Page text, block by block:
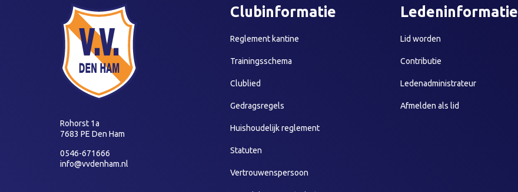
Rohorst 1a
7683 PE Den Ham
0546-671666
info@vvdenham.nl
Clubinformatie
Reglement kantine
Trainingsschema
Clublied
Gedragsregels
Huishoudelijk reglement
Statuten
Vertrouwenspersoon
Ledeninformatie
Lid worden
Contributie
Ledenadministrateur
Afmelden als lid